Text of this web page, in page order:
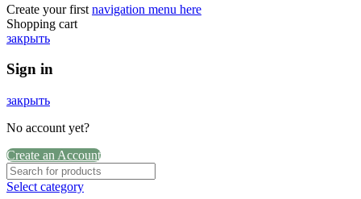
Create your first navigation menu here
Shopping cart
закрыть
Sign in
закрыть
No account yet?
Create an Account
Select category